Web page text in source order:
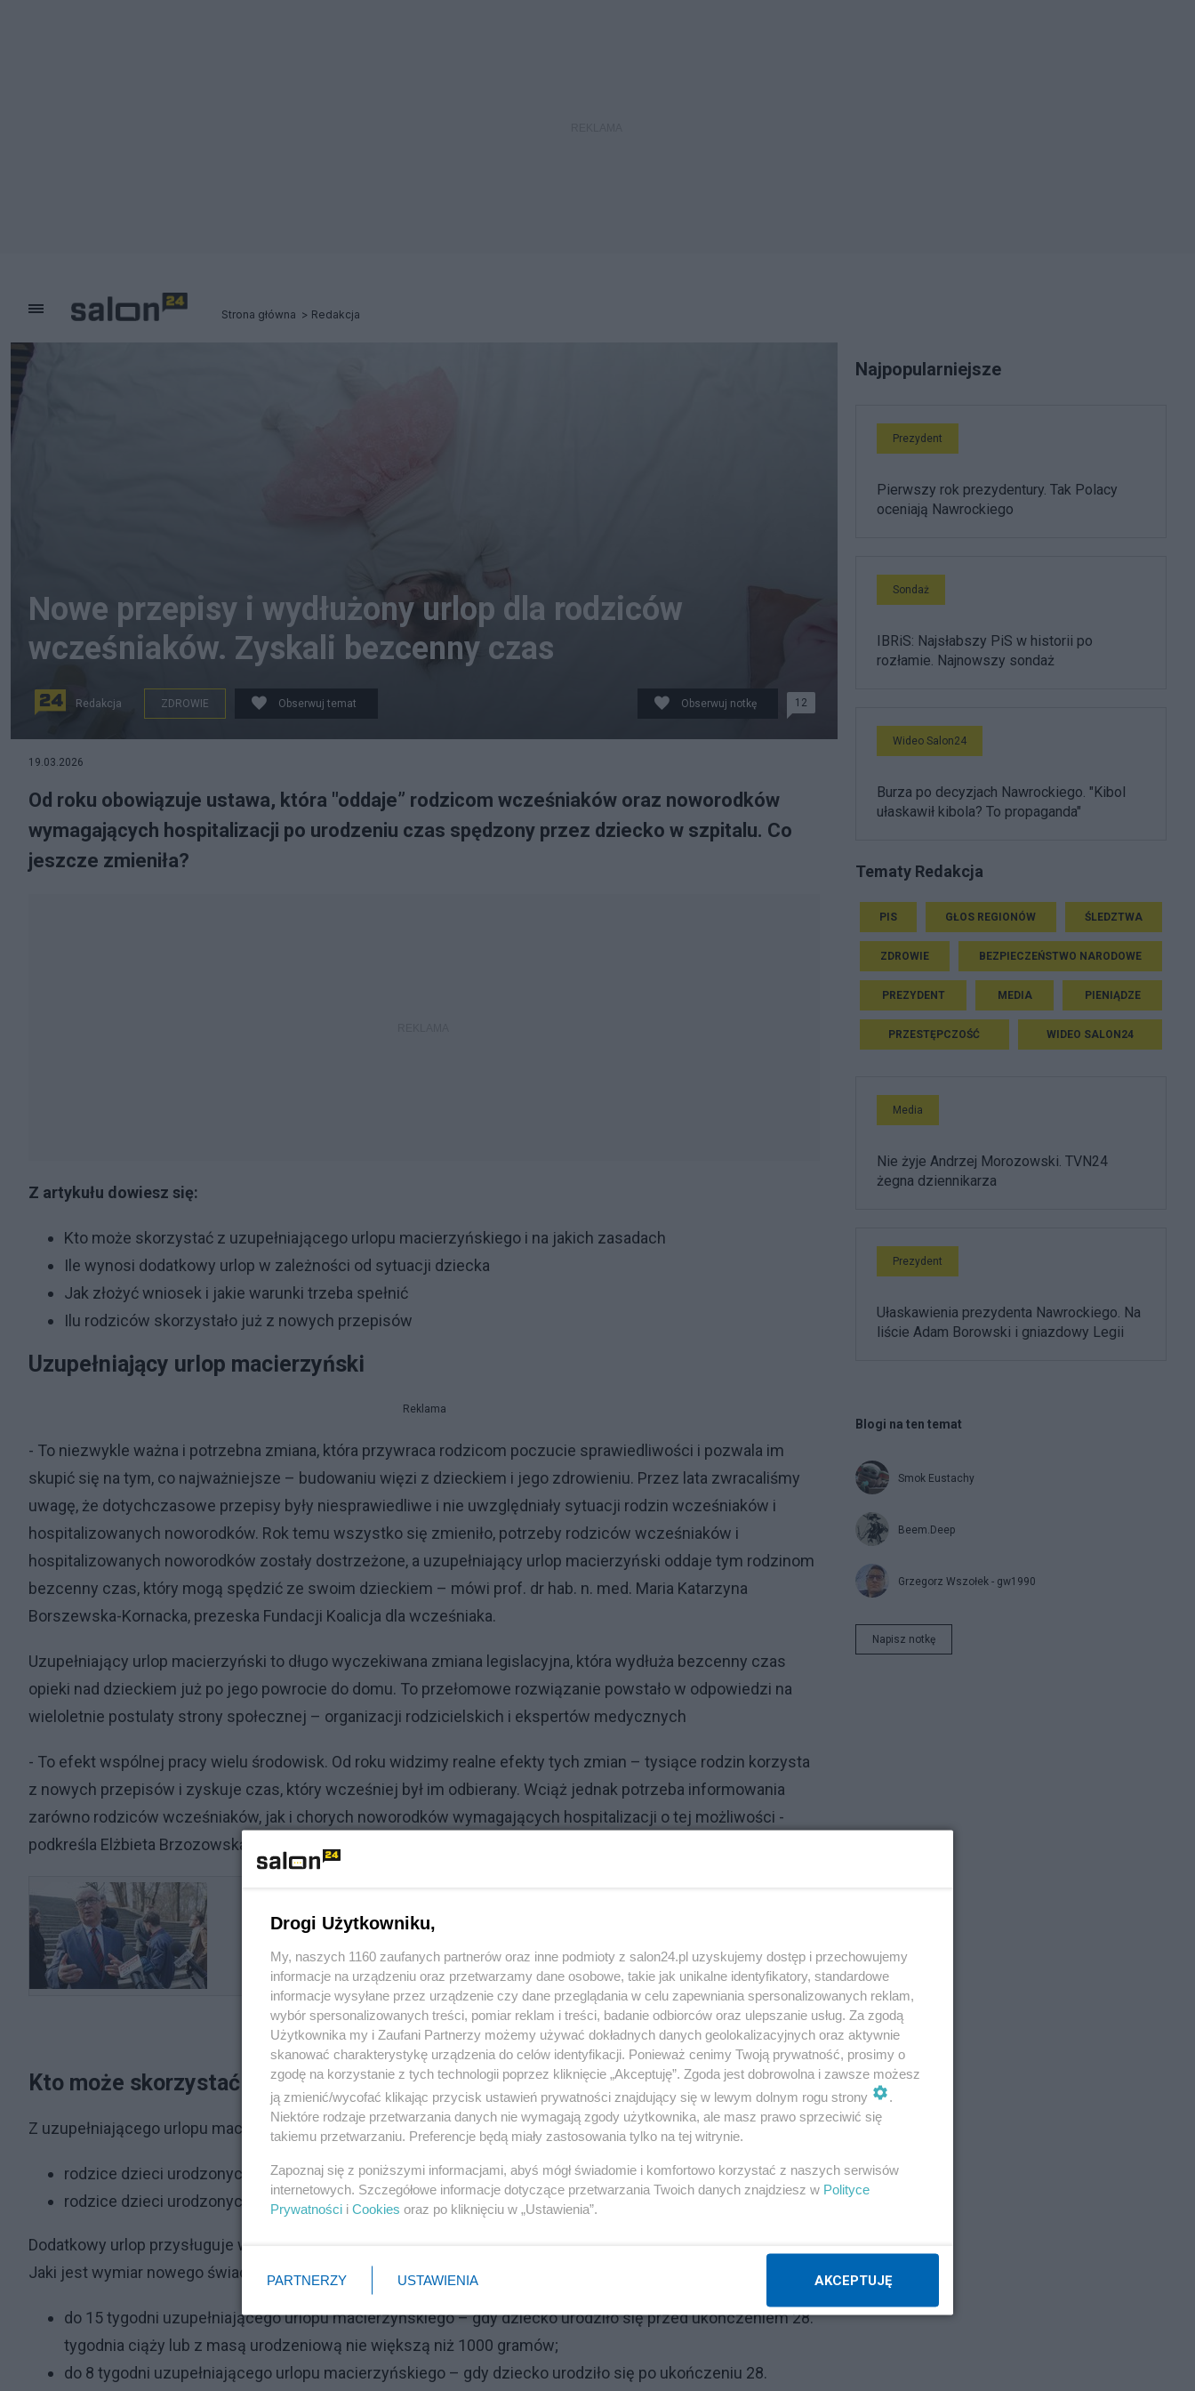
Strona główna Redakcja
Nowe przepisy i wydłużony urlop dla rodziców
wcześniaków. Zyskali bezcenny czas
Redakcja ZDROWIE Obserwuj temat Obserwuj notkę 12
19.03.2026
Od roku obowiązuje ustawa, która "oddaje” rodzicom wcześniaków oraz noworodków
wymagających hospitalizacji po urodzeniu czas spędzony przez dziecko w szpitalu. Co
jeszcze zmieniła?
Z artykułu dowiesz się:
Kto może skorzystać z uzupełniającego urlopu macierzyńskiego i na jakich zasadach
Ile wynosi dodatkowy urlop w zależności od sytuacji dziecka
Jak złożyć wniosek i jakie warunki trzeba spełnić
Ilu rodziców skorzystało już z nowych przepisów
Uzupełniający urlop macierzyński
Reklama
- To niezwykle ważna i potrzebna zmiana, która przywraca rodzicom poczucie sprawiedliwości i pozwala im
skupić się na tym, co najważniejsze – budowaniu więzi z dzieckiem i jego zdrowieniu. Przez lata zwracaliśmy
uwagę, że dotychczasowe przepisy były niesprawiedliwe i nie uwzględniały sytuacji rodzin wcześniaków i
hospitalizowanych noworodków. Rok temu wszystko się zmieniło, potrzeby rodziców wcześniaków i
hospitalizowanych noworodków zostały dostrzeżone, a uzupełniający urlop macierzyński oddaje tym rodzinom
bezcenny czas, który mogą spędzić ze swoim dzieckiem – mówi prof. dr hab. n. med. Maria Katarzyna
Borszewska-Kornacka, prezeska Fundacji Koalicja dla wcześniaka.
Uzupełniający urlop macierzyński to długo wyczekiwana zmiana legislacyjna, która wydłuża bezcenny czas
opieki nad dzieckiem już po jego powrocie do domu. To przełomowe rozwiązanie powstało w odpowiedzi na
wieloletnie postulaty strony społecznej – organizacji rodzicielskich i ekspertów medycznych
- To efekt wspólnej pracy wielu środowisk. Od roku widzimy realne efekty tych zmian – tysiące rodzin korzysta
z nowych przepisów i zyskuje czas, który wcześniej był im odbierany. Wciąż jednak potrzeba informowania
zarówno rodziców wcześniaków, jak i chorych noworodków wymagających hospitalizacji o tej możliwości -
podkreśla Elżbieta Brzozowska, wiceprezeska Fundacji Koalicja dla wcześniaka.
Nie i koniec. Czarzasty bojkotuje SAFE 0 proc.
Nawrockiego: "Nie otrzyma numeru"
Reklama
Kto może skorzystać i ile wynosi dodatkowy urlop
Z uzupełniającego urlopu macierzyńskiego mogą skorzystać:
rodzice dzieci urodzonych przedwcześnie,
rodzice dzieci urodzonych o czasie, ale wymagających hospitalizacji po narodzinach
Dodatkowy urlop przysługuje w wymiarze odpowiadającym okresowi pobytu dziecka w szpitalu po porodzie.
Jaki jest wymiar nowego świadczenia?
do 15 tygodni uzupełniającego urlopu macierzyńskiego – gdy dziecko urodziło się przed ukończeniem 28.
tygodnia ciąży lub z masą urodzeniową nie większą niż 1000 gramów;
do 8 tygodni uzupełniającego urlopu macierzyńskiego – gdy dziecko urodziło się po ukończeniu 28.
Najpopularniejsze
Prezydent
Pierwszy rok prezydentury. Tak Polacy
oceniają Nawrockiego
Sondaż
IBRiS: Najsłabszy PiS w historii po
rozłamie. Najnowszy sondaż
Wideo Salon24
Burza po decyzjach Nawrockiego. "Kibol
ułaskawił kibola? To propaganda"
Tematy Redakcja
PIS GŁOS REGIONÓW ŚLEDZTWA
ZDROWIE BEZPIECZEŃSTWO NARODOWE
PREZYDENT MEDIA PIENIĄDZE
PRZESTĘPCZOŚĆ WIDEO SALON24
Media
Nie żyje Andrzej Morozowski. TVN24
żegna dziennikarza
Prezydent
Ułaskawienia prezydenta Nawrockiego. Na
liście Adam Borowski i gniazdowy Legii
Blogi na ten temat
Smok Eustachy
Beem.Deep
Grzegorz Wszołek - gw1990
Napisz notkę
Drogi Użytkowniku,
My, naszych 1160 zaufanych partnerów oraz inne podmioty z salon24.pl uzyskujemy dostęp i przechowujemy
informacje na urządzeniu oraz przetwarzamy dane osobowe, takie jak unikalne identyfikatory, standardowe
informacje wysyłane przez urządzenie czy dane przeglądania w celu zapewniania spersonalizowanych reklam,
wybór spersonalizowanych treści, pomiar reklam i treści, badanie odbiorców oraz ulepszanie usług. Za zgodą
Użytkownika my i Zaufani Partnerzy możemy używać dokładnych danych geolokalizacyjnych oraz aktywnie
skanować charakterystykę urządzenia do celów identyfikacji. Ponieważ cenimy Twoją prywatność, prosimy o
zgodę na korzystanie z tych technologii poprzez kliknięcie „Akceptuję”. Zgoda jest dobrowolna i zawsze możesz
ją zmienić/wycofać klikając przycisk ustawień prywatności znajdujący się w lewym dolnym rogu strony
.
Niektóre rodzaje przetwarzania danych nie wymagają zgody użytkownika, ale masz prawo sprzeciwić się
takiemu przetwarzaniu. Preferencje będą miały zastosowania tylko na tej witrynie.
Zapoznaj się z poniższymi informacjami, abyś mógł świadomie i komfortowo korzystać z naszych serwisów
internetowych. Szczegółowe informacje dotyczące przetwarzania Twoich danych znajdziesz w Polityce
Prywatności i Cookies oraz po kliknięciu w „Ustawienia”.
PARTNERZY USTAWIENIA AKCEPTUJĘ